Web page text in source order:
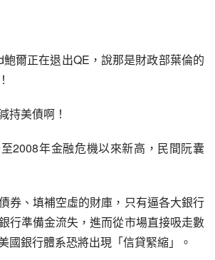
爾正在退出QE，說那是財政部葉倫的
持美債啊！
2008年金融危機以來新高，民間阮囊
券、填補空虛的財庫，只有逼各大銀行
行準備金流失，進而從市場直接吸走數
國銀行體系恐將出現「信貸緊縮」。